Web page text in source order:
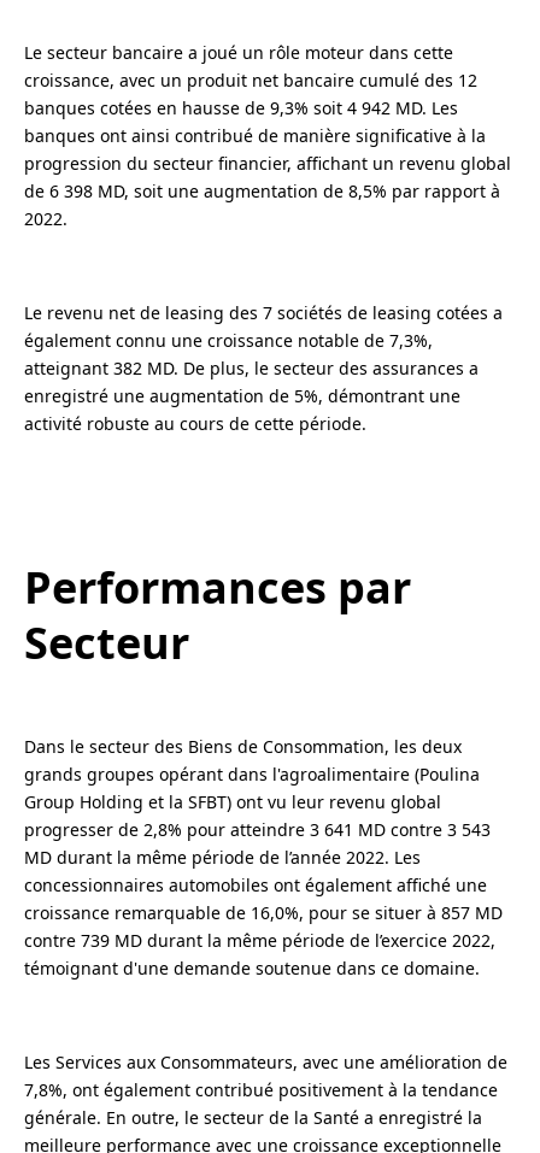
Le secteur bancaire a joué un rôle moteur dans cette
croissance, avec un produit net bancaire cumulé des 12
banques cotées en hausse de 9,3% soit 4 942 MD. Les
banques ont ainsi contribué de manière significative à la
progression du secteur financier, affichant un revenu global
de 6 398 MD, soit une augmentation de 8,5% par rapport à
2022.
Le revenu net de leasing des 7 sociétés de leasing cotées a
également connu une croissance notable de 7,3%,
atteignant 382 MD. De plus, le secteur des assurances a
enregistré une augmentation de 5%, démontrant une
activité robuste au cours de cette période.
Performances par
Secteur
Dans le secteur des Biens de Consommation, les deux
grands groupes opérant dans l'agroalimentaire (Poulina
Group Holding et la SFBT) ont vu leur revenu global
progresser de 2,8% pour atteindre 3 641 MD contre 3 543
MD durant la même période de l’année 2022. Les
concessionnaires automobiles ont également affiché une
croissance remarquable de 16,0%, pour se situer à 857 MD
contre 739 MD durant la même période de l’exercice 2022,
témoignant d'une demande soutenue dans ce domaine.
Les Services aux Consommateurs, avec une amélioration de
7,8%, ont également contribué positivement à la tendance
générale. En outre, le secteur de la Santé a enregistré la
meilleure performance avec une croissance exceptionnelle